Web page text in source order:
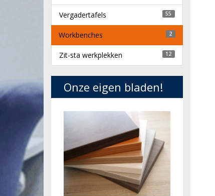
Vergadertafels 55
Workbenches 2
Zit-sta werkplekken 12
Onze eigen bladen!